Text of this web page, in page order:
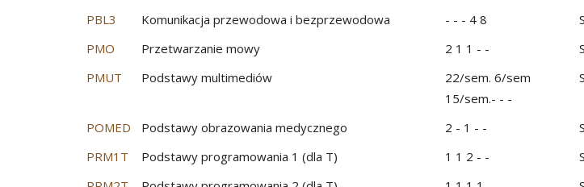
PBL3
Komunikacja przewodowa i bezprzewodowa - - - 4 8
PMO
Przetwarzanie mowy 2 1 1 - -
PMUT
Podstawy multimediów
22/sem. 6/sem
15/sem.- - -
POMED Podstawy obrazowania medycznego 2 - 1 - -
PRM1T
Podstawy programowania 1 (dla T) 1 1 2 - -